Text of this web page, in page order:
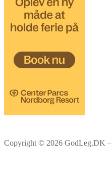
Copyright © 2026 GodLeg.DK –